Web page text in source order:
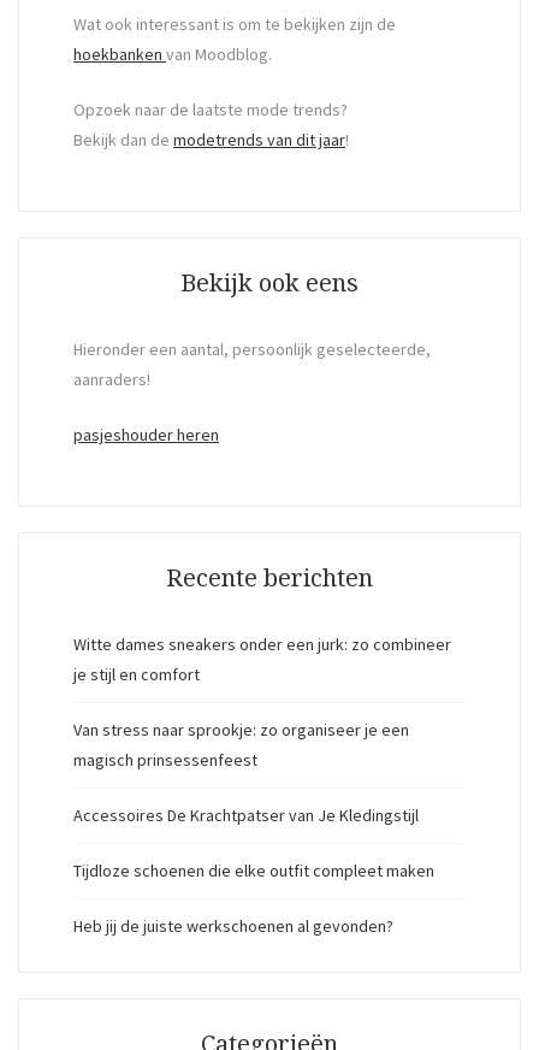
Wat ook interessant is om te bekijken zijn de
hoekbanken van Moodblog.
Opzoek naar de laatste mode trends?
Bekijk dan de modetrends van dit jaar!
Bekijk ook eens
Hieronder een aantal, persoonlijk geselecteerde,
aanraders!
pasjeshouder heren
Recente berichten
Witte dames sneakers onder een jurk: zo combineer
je stijl en comfort
Van stress naar sprookje: zo organiseer je een
magisch prinsessenfeest
Accessoires De Krachtpatser van Je Kledingstijl
Tijdloze schoenen die elke outfit compleet maken
Heb jij de juiste werkschoenen al gevonden?